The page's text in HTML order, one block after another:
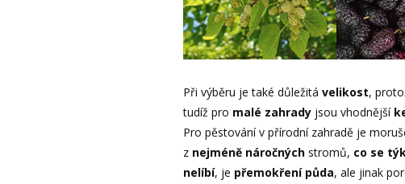
Při výběru je také důležitá velikost,
tudíž pro malé zahrady jsou vhodnější
Pro pěstování v přírodní zahradě je
z nejméně náročných stromů, co se
nelíbí, je přemokření půda, ale jinak